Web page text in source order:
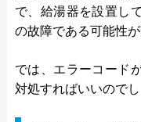
で、給湯器を設置し
の故障である可能性が
では、エラーコード
対処すればいいのでし